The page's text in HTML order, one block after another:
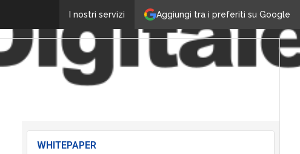
Aggiungi tra i preferiti su Google
I nostri servizi
WHITEPAPER